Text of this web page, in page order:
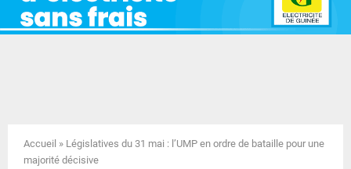
Y
N
Accueil » Législatives du 31 mai : l’UMP en ordre de bataille pour une
majorité décisive